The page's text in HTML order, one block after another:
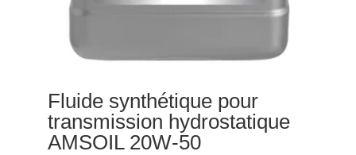
Fluide synthétique pour
transmission hydrostatique
AMSOIL 20W-50